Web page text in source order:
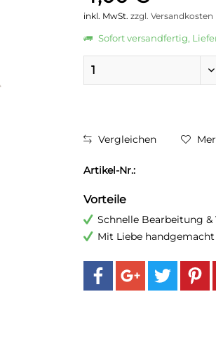
inkl. MwSt. zzgl. Versandkosten
Sofort versandfertig,
Vergleichen
Artikel-Nr.:
Vorteile
Schnelle Bearbeitung &
Mit Liebe handgemacht